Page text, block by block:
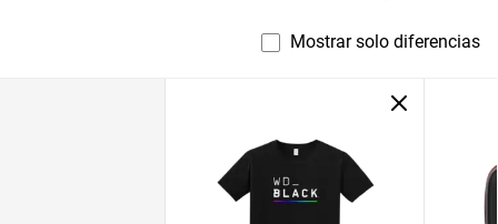
Mostrar solo diferencias